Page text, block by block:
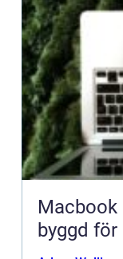
Macbook
byggd